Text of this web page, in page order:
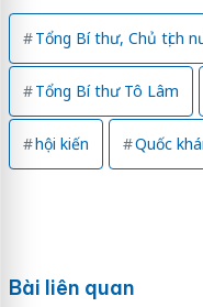
Tổng Bí thư, Chủ tịch
Tổng Bí thư Tô Lâm
hội kiến Quốc
Bài liên quan